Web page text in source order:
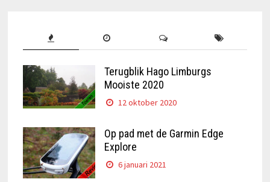
Terugblik Hago Limburgs
Mooiste 2020
12 oktober 2020
Op pad met de Garmin Edge
Explore
6 januari 2021